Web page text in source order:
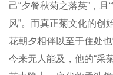
己“夕餐秋菊之落英”，
风”。而真正菊文化的创
花朝夕相伴以至于住处
今来无人能及，他的“采